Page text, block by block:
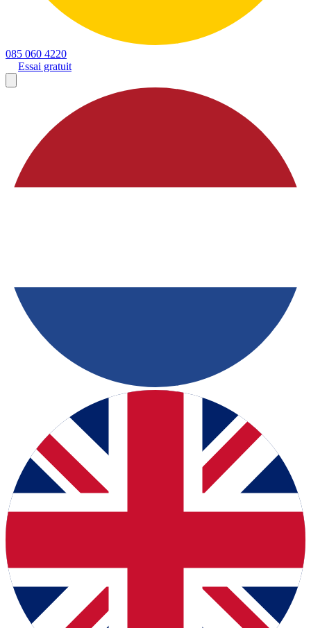
085 060 4220
Essai gratuit